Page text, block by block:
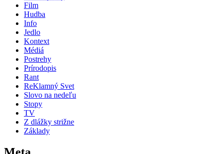
Film
Hudba
Info
Jedlo
Kontext
Médiá
Postrehy
Prírodopis
Rant
ReKlamný Svet
Slovo na nedeľu
Stopy
TV
Z dlážky strižne
Základy